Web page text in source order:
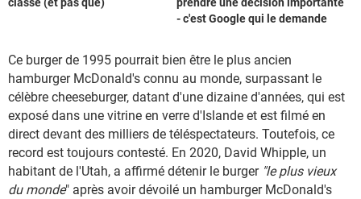
- c'est Google qui le demande
Ce burger de 1995 pourrait bien être le plus ancien
hamburger McDonald's connu au monde, surpassant le
célèbre cheeseburger, datant d'une dizaine d'années, qui est
exposé dans une vitrine en verre d'Islande et est filmé en
direct devant des milliers de téléspectateurs. Toutefois, ce
record est toujours contesté. En 2020, David Whipple, un
habitant de l'Utah, a affirmé détenir le burger "le plus vieux
du monde" après avoir dévoilé un hamburger McDonald's